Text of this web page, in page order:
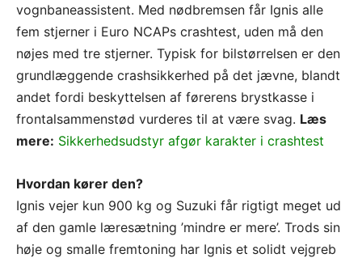
vognbaneassistent. Med nødbremsen får Ignis alle
fem stjerner i Euro NCAPs crashtest, uden må den
nøjes med tre stjerner. Typisk for bilstørrelsen er den
grundlæggende crashsikkerhed på det jævne, blandt
andet fordi beskyttelsen af førerens brystkasse i
frontalsammenstød vurderes til at være svag. Læs
mere: Sikkerhedsudstyr afgør karakter i crashtest
Hvordan kører den?
Ignis vejer kun 900 kg og Suzuki får rigtigt meget ud
af den gamle læresætning ’mindre er mere’. Trods sin
høje og smalle fremtoning har Ignis et solidt vejgreb